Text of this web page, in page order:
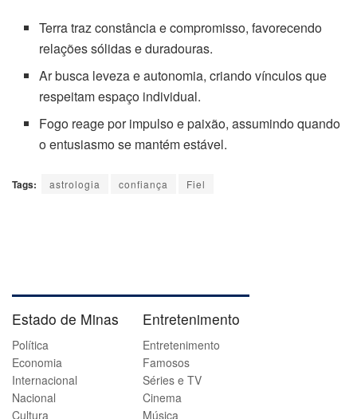
Terra traz constância e compromisso, favorecendo
relações sólidas e duradouras.
Ar busca leveza e autonomia, criando vínculos que
respeitam espaço individual.
Fogo reage por impulso e paixão, assumindo quando
o entusiasmo se mantém estável.
Tags: astrologia confiança Fiel
Estado de Minas
Política
Economia
Internacional
Nacional
Cultura
Entretenimento
Entretenimento
Famosos
Séries e TV
Cinema
Música